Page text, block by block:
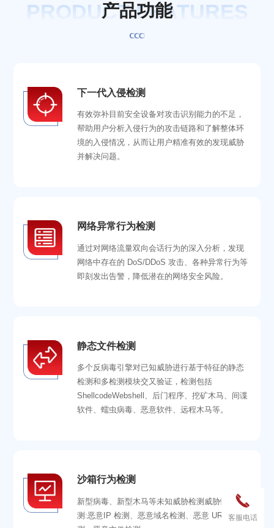
PRODUCT FEATURES
产品功能
下一代入侵检测
有效弥补目前安全设备对攻击识别能力的不足，
帮助用户分析入侵行为的攻击链路和了解整体环
境的入侵情况，从而让用户精准有效的发现威胁
并解决问题。
网络异常行为检测
通过对网络流量双向会话行为的深入分析，发现
网络中存在的 DoS/DDoS 攻击、各种异常行为等
即刻发出告警，降低潜在的网络安全风险。
静态文件检测
多个反病毒引擎对已知威胁进行基于特征的静态
检测和多检测模块交又验证，检测包括
ShellcodeWebshell、后门程序、挖矿木马、间谍
软件、蠕虫病毒、恶意软件、远程木马等。
沙箱行为检测
新型病毒、新型木马等未知威胁检测威胁情报检
测:恶意IP 检测、恶意域名检测、恶意 URL检

客服电话